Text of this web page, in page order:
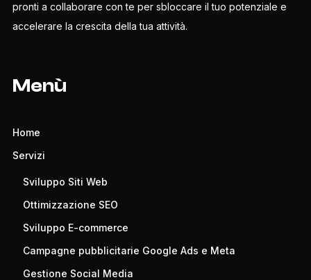
pronti a collaborare con te per sbloccare il tuo potenziale e
accelerare la crescita della tua attività.
Menù
Home
Servizi
Sviluppo Siti Web
Ottimizzazione SEO
Sviluppo E-commerce
Campagne pubblicitarie Google Ads e Meta
Gestione Social Media